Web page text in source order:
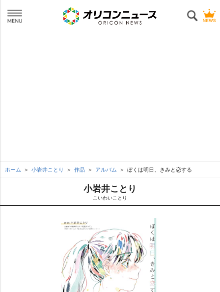
ホーム 小岩井ことり 作品 アルバム ぼくは明日、きみと恋する
小岩井ことり
こいわいことり